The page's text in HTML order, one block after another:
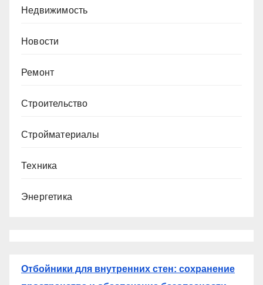
Недвижимость
Новости
Ремонт
Строительство
Стройматериалы
Техника
Энергетика
Отбойники для внутренних стен: сохранение